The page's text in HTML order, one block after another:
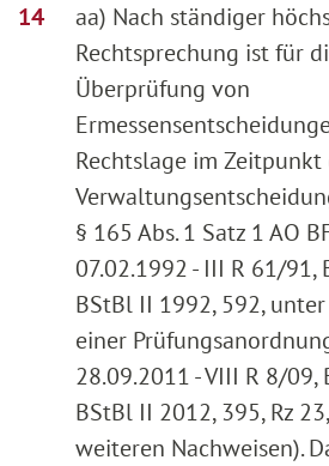
aa) Nach ständiger
Rechtsprechung ist für
Überprüfung von
Rechtslage im
§ 165 Abs. 1 Satz 1 AO
07.02.1992 - III R 61/91,
BStBl II 1992, 592,
einer
28.09.2011 - VIII R 8/09,
BStBl II 2012, 395, Rz
weiteren Nachweisen).